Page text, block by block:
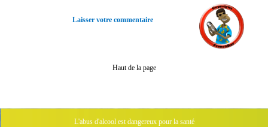
Laisser votre commentaire
Haut de la page
L'abus d'alcool est dangereux pour la santé